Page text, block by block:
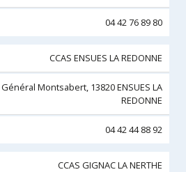
04 42 76 89 80
CCAS ENSUES LA REDONNE
Montsabert, 13820 ENSUES LA
REDONNE
04 42 44 88 92
CCAS GIGNAC LA NERTHE